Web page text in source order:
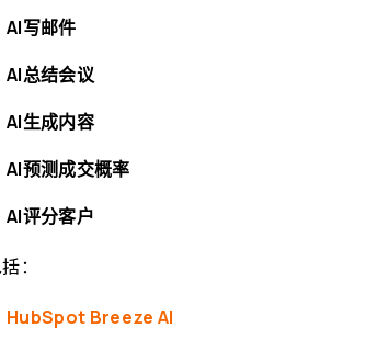
AI写邮件
AI总结会议
AI生成内容
AI预测成交概率
AI评分客户
：
HubSpot Breeze AI